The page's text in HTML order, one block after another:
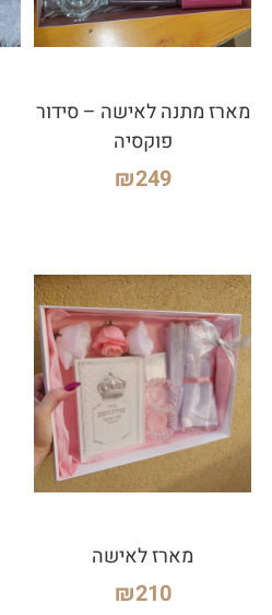
מארז מתנה לאישה – סידור
פוקסיה
₪249
מארז לאישה
₪210